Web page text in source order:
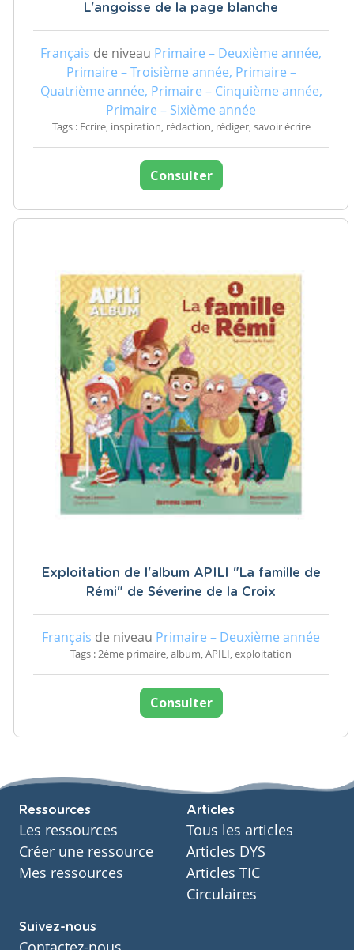
L'angoisse de la page blanche
Français de niveau Primaire – Deuxième année,
Primaire – Troisième année, Primaire –
Quatrième année, Primaire – Cinquième année,
Primaire – Sixième année
Tags : Ecrire, inspiration, rédaction, rédiger, savoir écrire
Consulter
Exploitation de l'album APILI "La famille de
Rémi" de Séverine de la Croix
Français de niveau Primaire – Deuxième année
Tags : 2ème primaire, album, APILI, exploitation
Consulter
Ressources
Les ressources
Créer une ressource
Mes ressources
Articles
Tous les articles
Articles DYS
Articles TIC
Circulaires
Suivez-nous